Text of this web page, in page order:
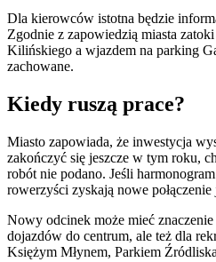
Dla kierowców istotna będzie
Zgodnie z zapowiedzią miasta
Kilińskiego a wjazdem na parking
zachowane.
Kiedy ruszą prace?
Miasto zapowiada, że inwestycja
zakończyć się jeszcze w tym roku,
robót nie podano. Jeśli
rowerzyści zyskają nowe
Nowy odcinek może mieć
dojazdów do centrum, ale też dla
Księżym Młynem, Parkiem